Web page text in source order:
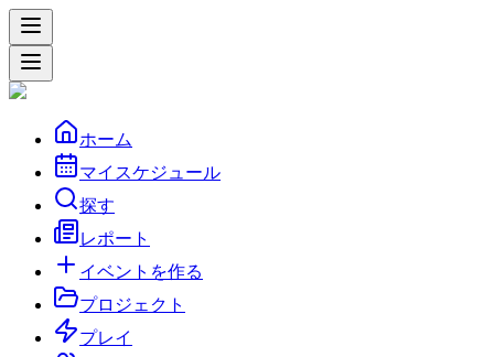
ホーム
マイスケジュール
探す
レポート
イベントを作る
プロジェクト
プレイ